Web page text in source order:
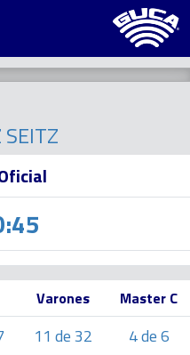
Varones
Master C
11 de 32 4 de 6